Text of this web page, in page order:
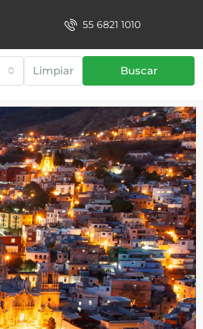
55 6821 1010
Limpiar Buscar